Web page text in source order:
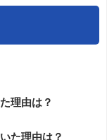
理由は？
た理由は？